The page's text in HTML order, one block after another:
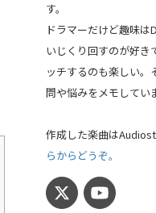
す。
ドラマーだけど趣味は
いじくり回すのが好き
ッチするのも楽しい。
問や悩みをメモしてい
作成した楽曲は
らからどうぞ。